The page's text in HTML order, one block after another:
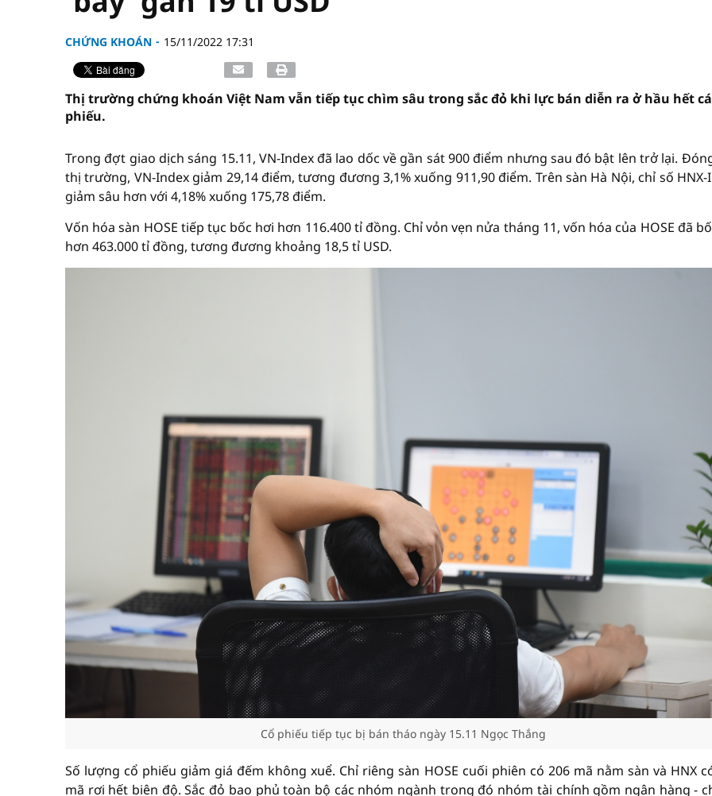
CHỨNG KHOÁN 15/11/2022 17:31
Thị trường chứng khoán Việt Nam vẫn tiếp tục chìm sâu trong sắc đỏ khi lực bán diễn ra ở hầu hết
phiếu.
Trong đợt giao dịch sáng 15.11, VN-Index đã lao dốc về gần sát 900 điểm nhưng sau đó bật lên trở lại.
thị trường, VN-Index giảm 29,14 điểm, tương đương 3,1% xuống 911,90 điểm. Trên sàn Hà Nội, chỉ số HNX-
giảm sâu hơn với 4,18% xuống 175,78 điểm.
Vốn hóa sàn HOSE tiếp tục bốc hơi hơn 116.400 tỉ đồng. Chỉ vỏn vẹn nửa tháng 11, vốn hóa của HOSE đã
hơn 463.000 tỉ đồng, tương đương khoảng 18,5 tỉ USD.
Cổ phiếu tiếp tục bị bán tháo ngày 15.11 Ngọc Thắng
Số lượng cổ phiếu giảm giá đếm không xuể. Chỉ riêng sàn HOSE cuối phiên có 206 mã nằm sàn và HNX
mã rơi hết biên độ. Sắc đỏ bao phủ toàn bộ các nhóm ngành trong đó nhóm tài chính gồm ngân hàng -